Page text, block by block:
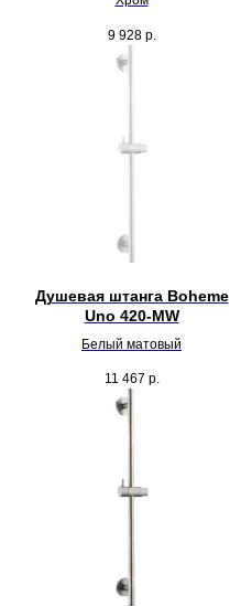
9 928 р.
Душевая штанга Boheme
Uno 420-MW
Белый матовый
11 467 р.